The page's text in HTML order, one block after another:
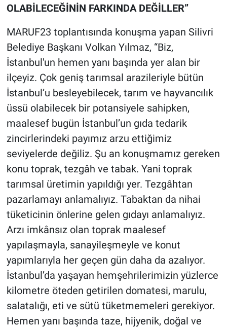
OLABİLECEĞİNİN FARKINDA DEĞİLLER”
MARUF23 toplantısında konuşma yapan Silivri
Belediye Başkanı Volkan Yılmaz, “Biz,
İstanbul'un hemen yanı başında yer alan bir
ilçeyiz. Çok geniş tarımsal arazileriyle bütün
İstanbul’u besleyebilecek, tarım ve hayvancılık
üssü olabilecek bir potansiyele sahipken,
maalesef bugün İstanbul’un gıda tedarik
zincirlerindeki payımız arzu ettiğimiz
seviyelerde değiliz. Şu an konuşmamız gereken
konu toprak, tezgâh ve tabak. Yani toprak
tarımsal üretimin yapıldığı yer. Tezgâhtan
pazarlamayı anlamalıyız. Tabaktan da nihai
tüketicinin önlerine gelen gıdayı anlamalıyız.
Arzı imkânsız olan toprak maalesef
yapılaşmayla, sanayileşmeyle ve konut
yapımlarıyla her geçen gün daha da azalıyor.
İstanbul’da yaşayan hemşehrilerimizin yüzlerce
kilometre öteden getirilen domatesi, marulu,
salatalığı, eti ve sütü tüketmemeleri gerekiyor.
Hemen yanı başında taze, hijyenik, doğal ve